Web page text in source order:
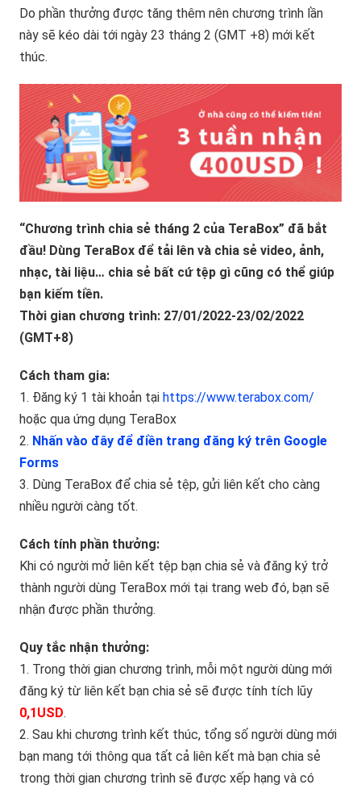
Do phần thưởng được tăng thêm nên chương trình lần
này sẽ kéo dài tới ngày 23 tháng 2 (GMT +8) mới kết
thúc.
“Chương trình chia sẻ tháng 2 của TeraBox” đã bắt
đầu! Dùng TeraBox để tải lên và chia sẻ video, ảnh,
nhạc, tài liệu… chia sẻ bất cứ tệp gì cũng có thể giúp
bạn kiếm tiền.
Thời gian chương trình: 27/01/2022-23/02/2022
(GMT+8)
Cách tham gia:
1. Đăng ký 1 tài khoản tại https://www.terabox.com/
hoặc qua ứng dụng TeraBox
2. Nhấn vào đây để điền trang đăng ký trên Google
Forms
3. Dùng TeraBox để chia sẻ tệp, gửi liên kết cho càng
nhiều người càng tốt.
Cách tính phần thưởng:
Khi có người mở liên kết tệp bạn chia sẻ và đăng ký trở
thành người dùng TeraBox mới tại trang web đó, bạn sẽ
nhận được phần thưởng.
Quy tắc nhận thưởng:
1. Trong thời gian chương trình, mỗi một người dùng mới
đăng ký từ liên kết bạn chia sẻ sẽ được tính tích lũy
0,1USD.
2. Sau khi chương trình kết thúc, tổng số người dùng mới
bạn mang tới thông qua tất cả liên kết mà bạn chia sẻ
trong thời gian chương trình sẽ được xếp hạng và có